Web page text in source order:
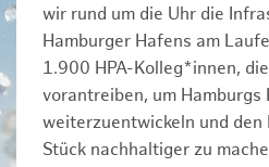
wir rund um die Uhr die
Hamburger Hafens am
1.900 HPA-Kolleg*innen,
vorantreiben, um Hamburgs
weiterzuentwickeln und den
Stück nachhaltiger zu